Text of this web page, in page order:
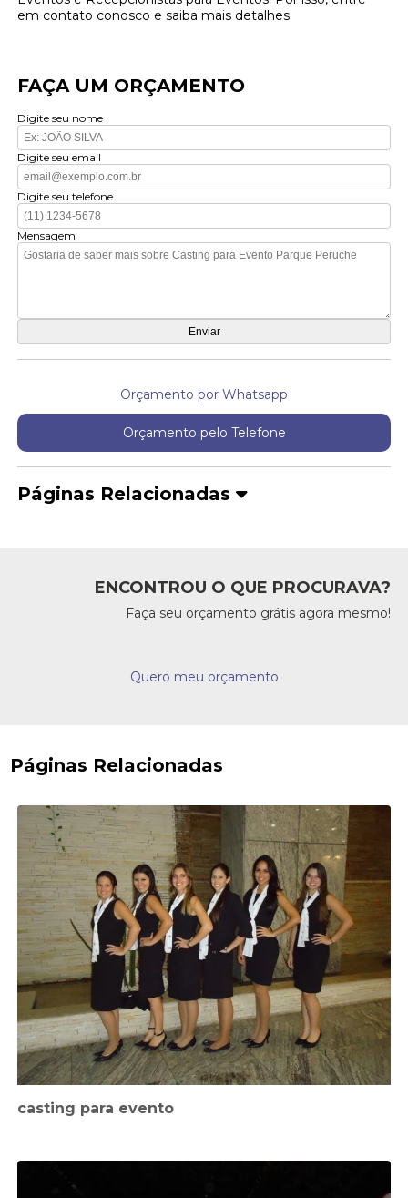
em contato conosco e saiba mais detalhes.
FAÇA UM ORÇAMENTO
Digite seu nome
Digite seu email
Digite seu telefone
Mensagem
Orçamento por Whatsapp
Orçamento pelo Telefone
Páginas Relacionadas
ENCONTROU O QUE PROCURAVA?
Faça seu orçamento grátis agora mesmo!
Quero meu orçamento
Páginas Relacionadas
casting para evento